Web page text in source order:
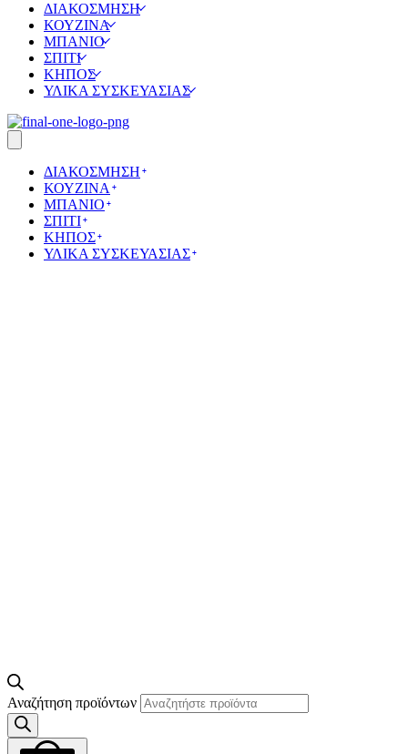
ΔΙΑΚΟΣΜΗΣΗ
ΚΟΥΖΙΝΑ
ΜΠΑΝΙΟ
ΣΠΙΤΙ
ΚΗΠΟΣ
ΥΛΙΚΑ ΣΥΣΚΕΥΑΣΙΑΣ
ΔΙΑΚΟΣΜΗΣΗ
ΚΟΥΖΙΝΑ
ΜΠΑΝΙΟ
ΣΠΙΤΙ
ΚΗΠΟΣ
ΥΛΙΚΑ ΣΥΣΚΕΥΑΣΙΑΣ
Αναζήτηση προϊόντων